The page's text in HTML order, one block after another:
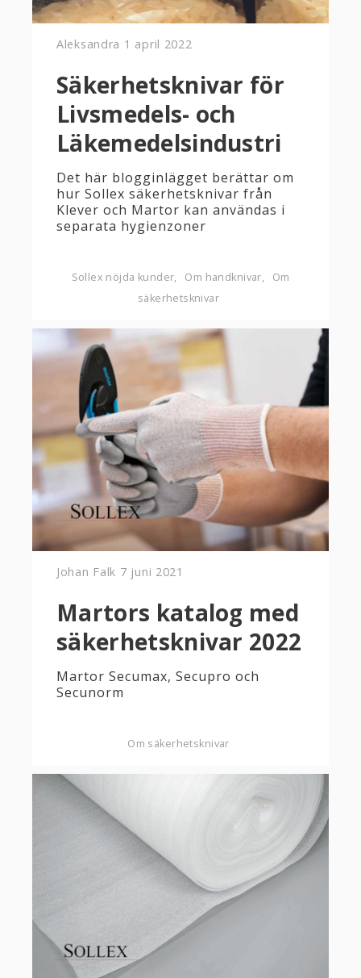
Aleksandra 1 april 2022
Säkerhetsknivar för
Livsmedels- och
Läkemedelsindustri
Det här blogginlägget berättar om
hur Sollex säkerhetsknivar från
Klever och Martor kan användas i
separata hygienzoner
Sollex nöjda kunder Om handknivar
Om
säkerhetsknivar
Johan Falk 7 juni 2021
Martors katalog med
säkerhetsknivar 2022
Martor Secumax, Secupro och
Secunorm
Om säkerhetsknivar